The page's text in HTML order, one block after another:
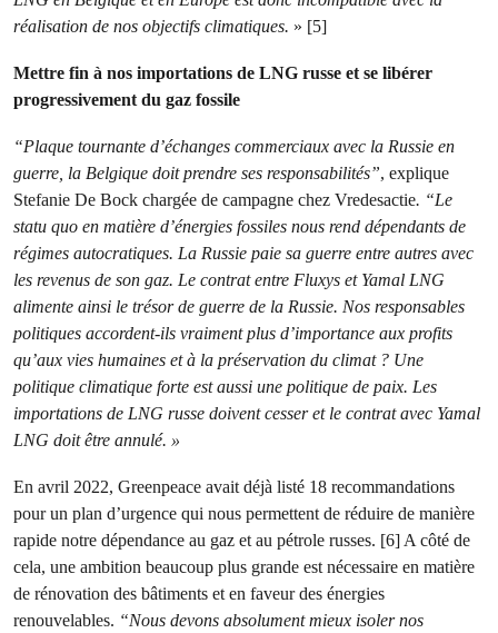
réalisation de nos objectifs climatiques. » [5]
Mettre fin à nos importations de LNG russe et se libérer
progressivement du gaz fossile
“Plaque tournante d’échanges commerciaux avec la Russie en
guerre, la Belgique doit prendre ses responsabilités”, explique
Stefanie De Bock chargée de campagne chez Vredesactie. “Le
statu quo en matière d’énergies fossiles nous rend dépendants de
régimes autocratiques. La Russie paie sa guerre entre autres avec
les revenus de son gaz. Le contrat entre Fluxys et Yamal LNG
alimente ainsi le trésor de guerre de la Russie. Nos responsables
politiques accordent-ils vraiment plus d’importance aux profits
qu’aux vies humaines et à la préservation du climat ? Une
politique climatique forte est aussi une politique de paix. Les
importations de LNG russe doivent cesser et le contrat avec Yamal
LNG doit être annulé. »
En avril 2022, Greenpeace avait déjà listé 18 recommandations
pour un plan d’urgence qui nous permettent de réduire de manière
rapide notre dépendance au gaz et au pétrole russes. [6] A côté de
cela, une ambition beaucoup plus grande est nécessaire en matière
de rénovation des bâtiments et en faveur des énergies
renouvelables. “Nous devons absolument mieux isoler nos